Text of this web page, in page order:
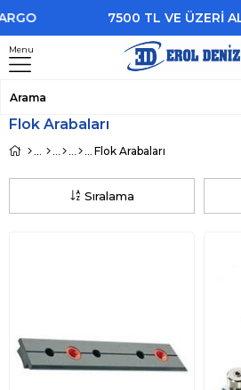
7500 TL VE ÜZERİ
Menu
Flok Arabaları
Flok Arabaları
Sıralama